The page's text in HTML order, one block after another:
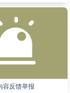
容反馈举报